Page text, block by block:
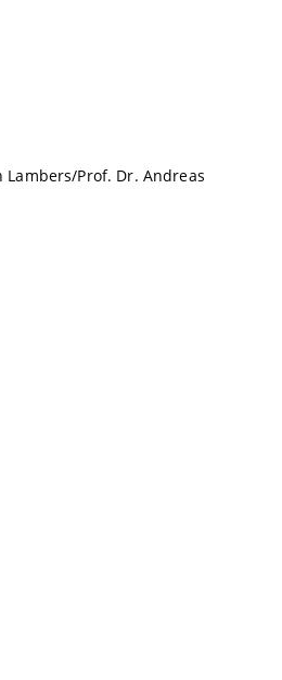
Prof. Dr. Andreas